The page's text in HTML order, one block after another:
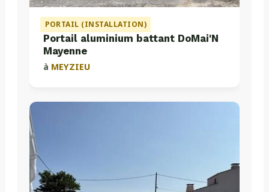
PORTAIL (INSTALLATION)
Portail aluminium battant DoMai'N
Mayenne
à MEYZIEU